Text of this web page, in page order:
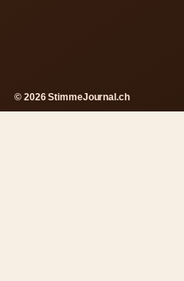
© 2026 StimmeJournal.ch